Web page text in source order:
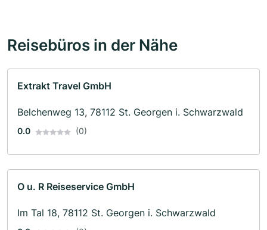
Reisebüros in der Nähe
Extrakt Travel GmbH
Belchenweg 13, 78112 St. Georgen i. Schwarzwald
0.0 (0)
O u. R Reiseservice GmbH
Im Tal 18, 78112 St. Georgen i. Schwarzwald